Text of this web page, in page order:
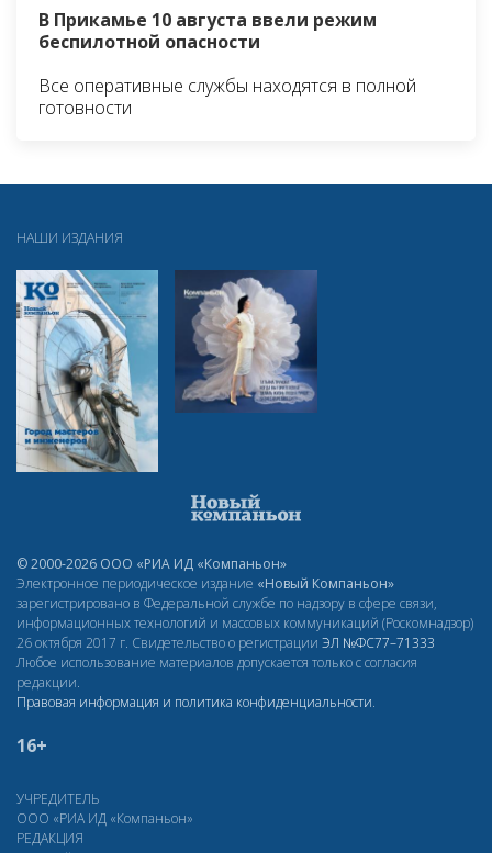
В Прикамье 10 августа ввели режим
беспилотной опасности
Все оперативные службы находятся в полной
готовности
НАШИ ИЗДАНИЯ
© 2000-2026 ООО «РИА ИД «Компаньон»
Электронное периодическое издание «Новый Компаньон»
зарегистрировано в Федеральной службе по надзору в сфере связи,
информационных технологий и массовых коммуникаций (Роскомнадзор)
26 октября 2017 г. Свидетельство о регистрации ЭЛ №ФС77–71333
Любое использование материалов допускается только с согласия
редакции.
Правовая информация и политика конфиденциальности.
16+
УЧРЕДИТЕЛЬ
ООО «РИА ИД «Компаньон»
РЕДАКЦИЯ